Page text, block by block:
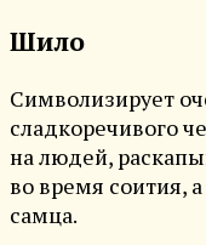
Шило
Символизирует
сладкоречивого
на людей,
во время соития,
самца.